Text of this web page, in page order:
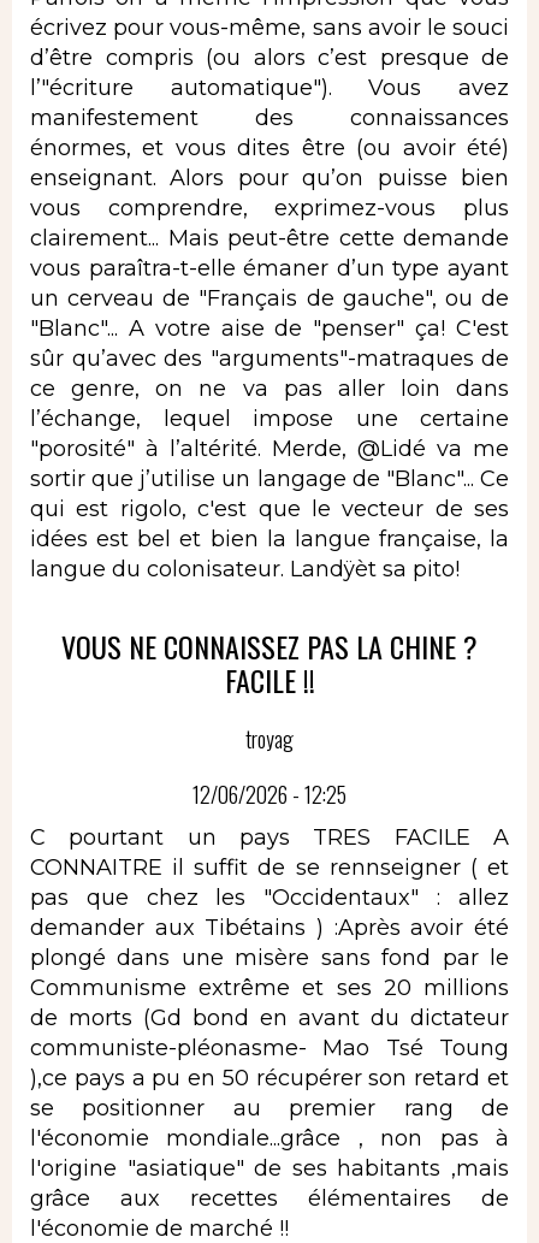
écrivez pour vous-même, sans avoir le souci
d’être compris (ou alors c’est presque de
l’"écriture automatique"). Vous avez
manifestement des connaissances
énormes, et vous dites être (ou avoir été)
enseignant. Alors pour qu’on puisse bien
vous comprendre, exprimez-vous plus
clairement... Mais peut-être cette demande
vous paraîtra-t-elle émaner d’un type ayant
un cerveau de "Français de gauche", ou de
"Blanc"... A votre aise de "penser" ça! C'est
sûr qu’avec des "arguments"-matraques de
ce genre, on ne va pas aller loin dans
l’échange, lequel impose une certaine
"porosité" à l’altérité. Merde, @Lidé va me
sortir que j’utilise un langage de "Blanc"... Ce
qui est rigolo, c'est que le vecteur de ses
idées est bel et bien la langue française, la
langue du colonisateur. Landÿèt sa pito!
VOUS NE CONNAISSEZ PAS LA CHINE ?
FACILE !!
troyag
12/06/2026 - 12:25
C pourtant un pays TRES FACILE A
CONNAITRE il suffit de se rennseigner ( et
pas que chez les "Occidentaux" : allez
demander aux Tibétains ) :Après avoir été
plongé dans une misère sans fond par le
Communisme extrême et ses 20 millions
de morts (Gd bond en avant du dictateur
communiste-pléonasme- Mao Tsé Toung
),ce pays a pu en 50 récupérer son retard et
se positionner au premier rang de
l'économie mondiale...grâce , non pas à
l'origine "asiatique" de ses habitants ,mais
grâce aux recettes élémentaires de
l'économie de marché !!